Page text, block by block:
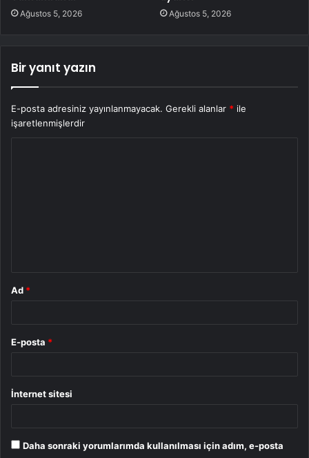
Ağustos 5, 2026 Ağustos 5, 2026
Bir yanıt yazın
E-posta adresiniz yayınlanmayacak. Gerekli alanlar * ile
işaretlenmişlerdir
Ad *
E-posta *
İnternet sitesi
Daha sonraki yorumlarımda kullanılması için adım, e-posta